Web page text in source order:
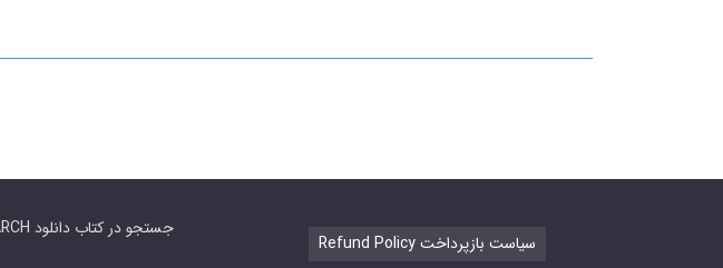
SEARCH جستجو در کتاب دانلود
Refund Policy سیاست بازپرداخت